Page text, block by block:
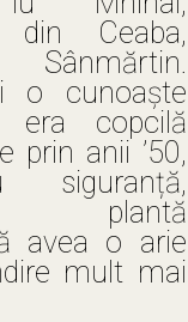
din Ceaba,
Sânmărtin.
o cunoaște
era copcilă
prin anii ’50,
plantă
avea o arie
mult mai